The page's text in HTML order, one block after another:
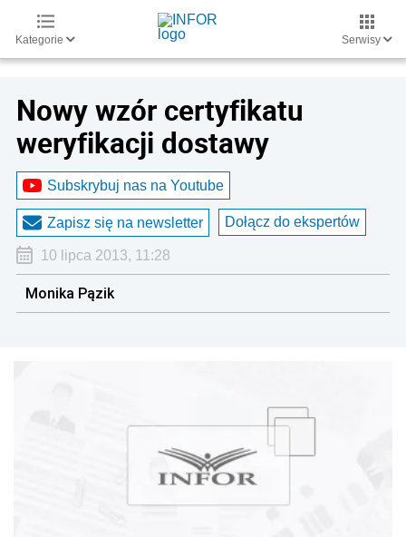
Kategorie Serwisy
Nowy wzór certyfikatu
weryfikacji dostawy
Subskrybuj nas na Youtube
Zapisz się na newsletter Dołącz do ekspertów
10 lipca 2013, 11:28
Monika Pązik